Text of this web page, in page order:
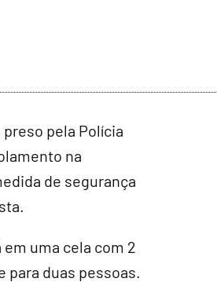
preso pela Polícia
na
de segurança
uma cela com 2
para duas pessoas.